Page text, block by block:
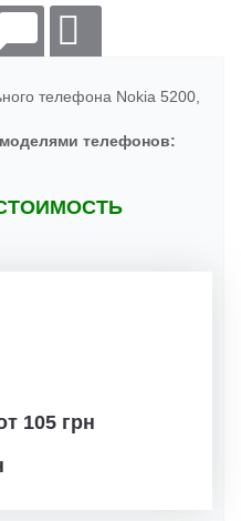
телефона Nokia 5200,
телефонов:
105 грн